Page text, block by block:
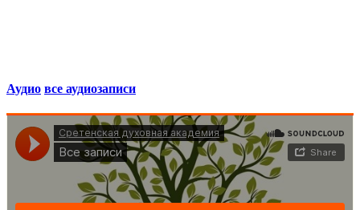
Аудио все аудиозаписи